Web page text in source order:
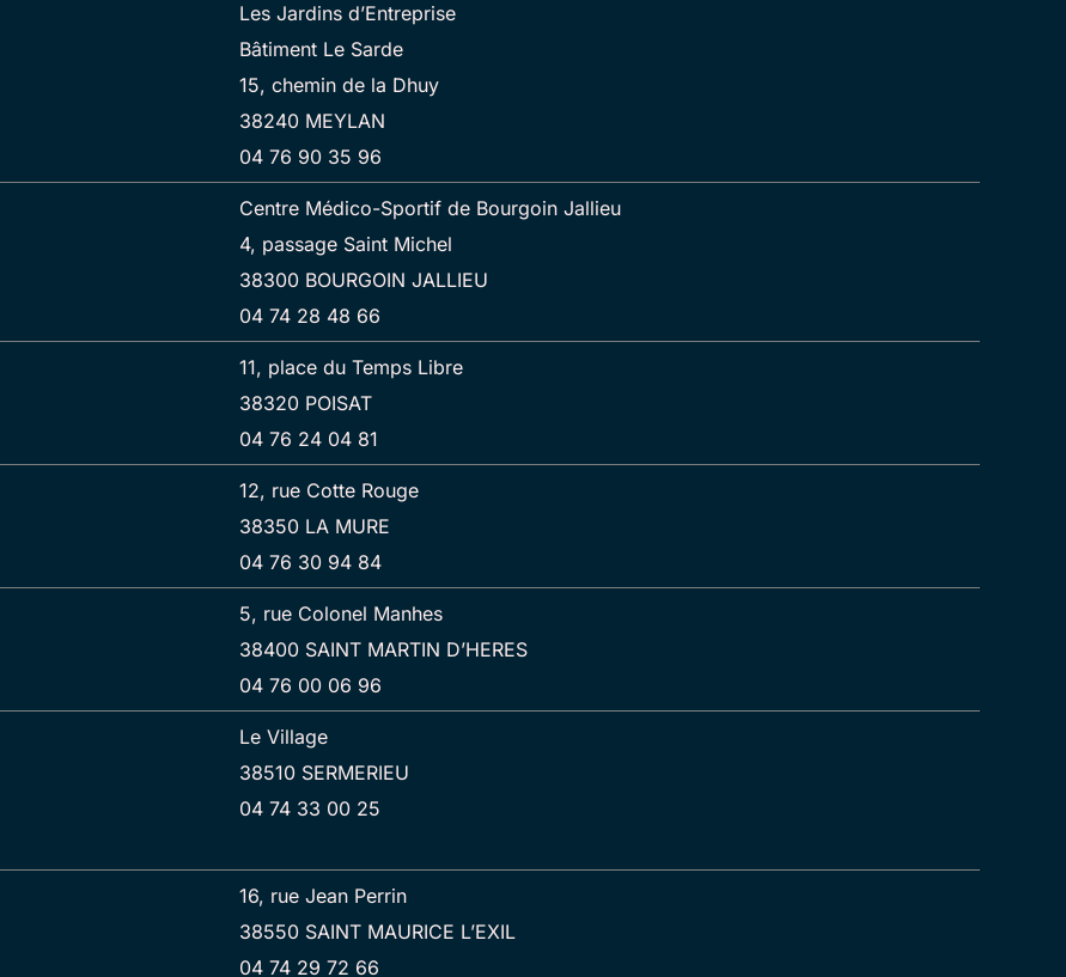
Les Jardins d’Entreprise
Bâtiment Le Sarde
15, chemin de la Dhuy
38240 MEYLAN
04 76 90 35 96
Centre Médico-Sportif de Bourgoin Jallieu
4, passage Saint Michel
38300 BOURGOIN JALLIEU
04 74 28 48 66
11, place du Temps Libre
38320 POISAT
04 76 24 04 81
12, rue Cotte Rouge
38350 LA MURE
04 76 30 94 84
5, rue Colonel Manhes
38400 SAINT MARTIN D’HERES
04 76 00 06 96
Le Village
38510 SERMERIEU
04 74 33 00 25
16, rue Jean Perrin
38550 SAINT MAURICE L’EXIL
04 74 29 72 66